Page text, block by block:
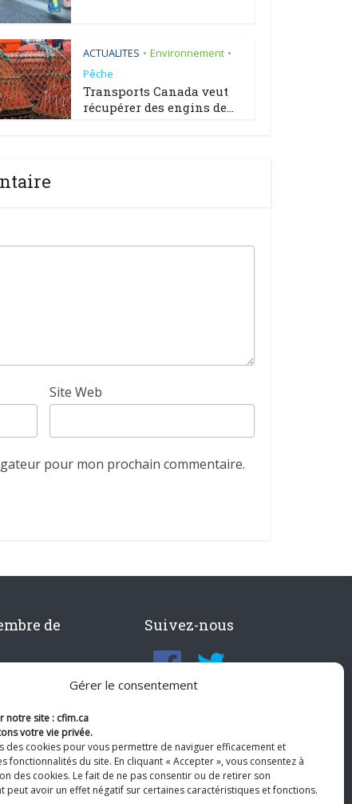
Gérer le consentement
notre site : cfim.ca
votre vie privée.
des cookies pour vous permettre de naviguer efficacement et
fonctionnalités du site. En cliquant « Accepter », vous consentez à
des cookies. Le fait de ne pas consentir ou de retirer son
peut avoir un effet négatif sur certaines caractéristiques et fonctions.
ACTUALITES • Environnement •
Pêche
Transports Canada veut
récupérer des engins de...
Site Web
pour mon prochain commentaire.
de
Suivez-nous